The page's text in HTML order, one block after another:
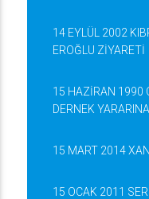
14 EYLÜL 2002
EROĞLU ZİYARETİ
15 HAZİRAN 1990
DERNEK
15 MART 2014
15 OCAK 2011